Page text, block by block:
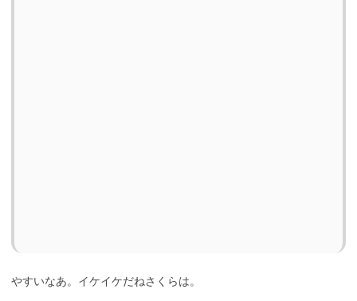
やすいなあ。イケイケだねさくらは。